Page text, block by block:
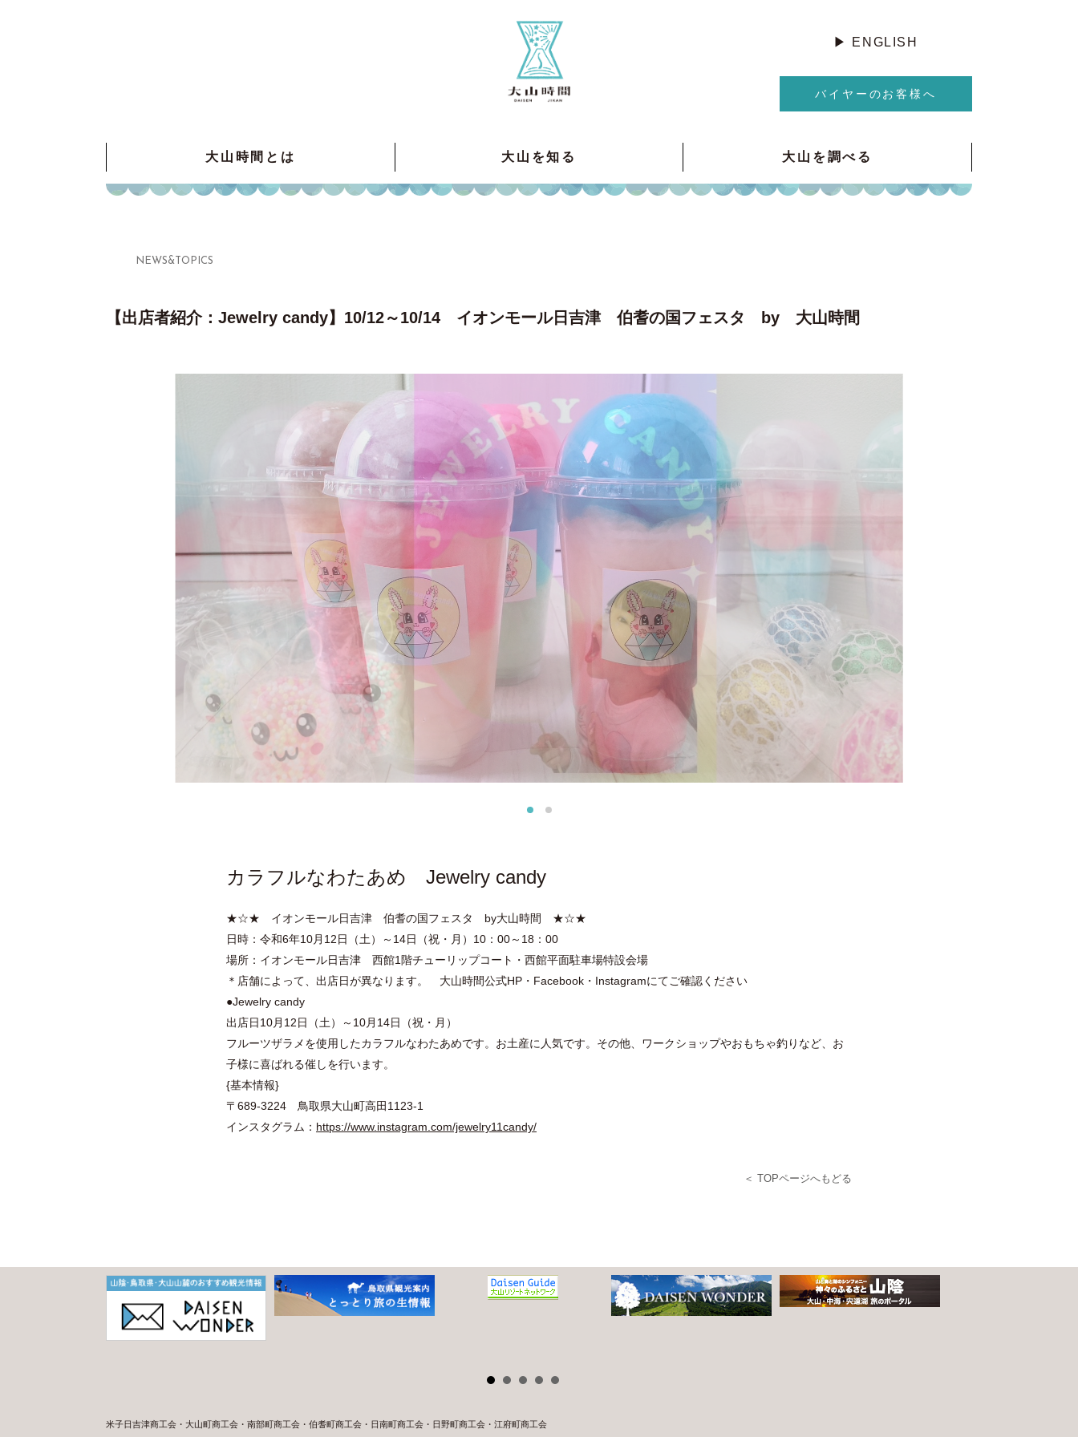
大山時間とは 大山を知る 大山を調べる
バイヤーのお客様へ
▶︎ ENGLISH
NEWS&TOPICS
【出店者紹介：Jewelry candy】10/12～10/14 イオンモール日吉津 伯耆の国フェスタ by 大山時間
カラフルなわたあめ Jewelry candy
★☆★ イオンモール日吉津 伯耆の国フェスタ by大山時間 ★☆★
日時：令和6年10月12日（土）～14日（祝・月）10：00～18：00
場所：イオンモール日吉津 西館1階チューリップコート・西館平面駐車場特設会場
＊店舗によって、出店日が異なります。 大山時間公式HP・Facebook・Instagramにてご確認ください
●Jewelry candy
出店日10月12日（土）～10月14日（祝・月）
フルーツザラメを使用したカラフルなわたあめです。お土産に人気です。その他、ワークショップやおもちゃ釣りなど、お
子様に喜ばれる催しを行います。
{基本情報}
〒689‐3224 鳥取県大山町高田1123‐1
インスタグラム： https://www.instagram.com/jewelry11candy/
＜ TOPページへもどる
米子日吉津商工会・大山町商工会・南部町商工会・伯耆町商工会・日南町商工会・日野町商工会・江府町商工会